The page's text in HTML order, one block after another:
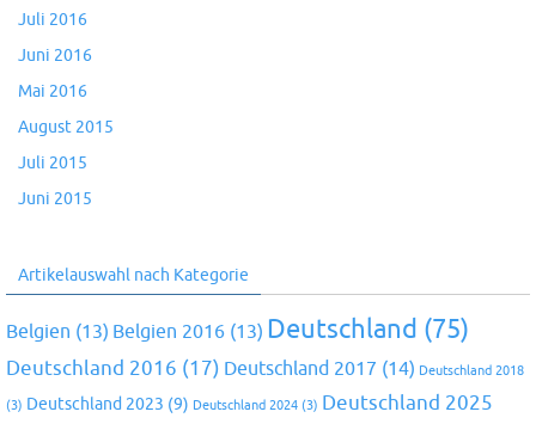
Juli 2016
Juni 2016
Mai 2016
August 2015
Juli 2015
Juni 2015
Artikelauswahl nach Kategorie
Belgien (13) Belgien 2016 (13) Deutschland (75)
Deutschland 2016 (17) Deutschland 2017 (14) Deutschland 2018
(3) Deutschland 2023 (9) Deutschland 2024 (3) Deutschland 2025